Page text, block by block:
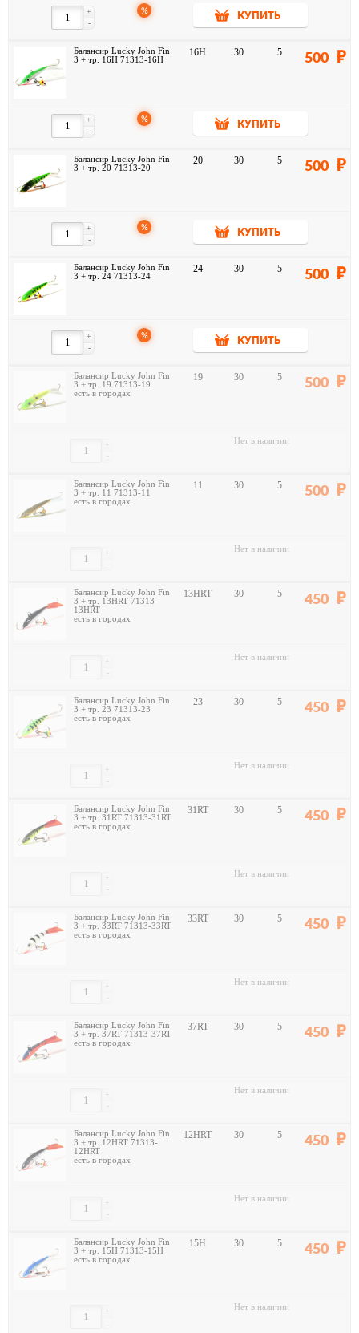
-
+ %
КУПИТЬ
Балансир Lucky John Fin
3 + тр. 16H 71313-16H
16H 30 5 500
-
+ %
КУПИТЬ
Балансир Lucky John Fin
3 + тр. 20 71313-20
20 30 5 500
-
+ %
КУПИТЬ
Балансир Lucky John Fin
3 + тр. 24 71313-24
24 30 5 500
-
+ %
КУПИТЬ
Балансир Lucky John Fin
3 + тр. 19 71313-19
есть в городах
19 30 5 500
-
+ Нет в наличии
Балансир Lucky John Fin
3 + тр. 11 71313-11
есть в городах
11 30 5 500
-
+ Нет в наличии
Балансир Lucky John Fin
3 + тр. 13HRT 71313-
13HRT
есть в городах
13HRT 30 5 450
-
+ Нет в наличии
Балансир Lucky John Fin
3 + тр. 23 71313-23
есть в городах
23 30 5 450
-
+ Нет в наличии
Балансир Lucky John Fin
3 + тр. 31RT 71313-31RT
есть в городах
31RT 30 5 450
-
+ Нет в наличии
Балансир Lucky John Fin
3 + тр. 33RT 71313-33RT
есть в городах
33RT 30 5 450
-
+ Нет в наличии
Балансир Lucky John Fin
3 + тр. 37RT 71313-37RT
есть в городах
37RT 30 5 450
-
+ Нет в наличии
Балансир Lucky John Fin
3 + тр. 12HRT 71313-
12HRT
есть в городах
12HRT 30 5 450
-
+ Нет в наличии
Балансир Lucky John Fin
3 + тр. 15H 71313-15H
есть в городах
15H 30 5 450
-
+ Нет в наличии